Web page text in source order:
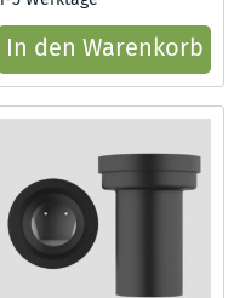
In den Warenkorb